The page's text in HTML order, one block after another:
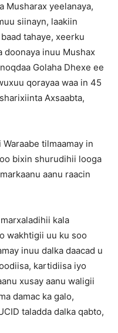
Musharax yeelanaya,
siinayn, laakiin
tahaye, xeerku
doonaya inuu Mushax
Golaha Dhexe ee
qorayaa waa in 45
Axsaabta,
tilmaamay in
bixin shurudihii looga
aanu raacin
kala
wakhtigii uu ku soo
inuu dalka daacad u
kartidiisa iyo
xusay aanu waligii
damac ka galo,
taladda dalka qabto,